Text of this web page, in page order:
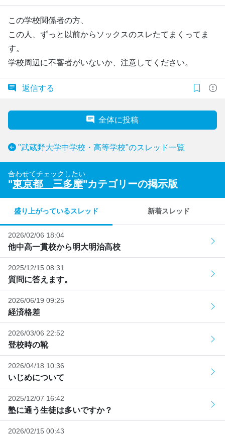
この学校関係者の方、
この人、ずっと以前からソックスのスレたてまくってま
す。
学校周辺に不審者がいないか、注意してください。
返信する
全体に投稿
"武蔵野大学中学校・高等学校"のスレッド一覧
合わせてチェックしたい
"東京都 三多摩"カテゴリーの掲示版
盛り上がっているスレッド 新着スレッド
2026/02/06 18:04
他中高一貫校から明大明治高校
2025/12/15 08:31
質問に答えます。
2026/06/19 09:25
経済格差
2026/03/06 22:52
登校時の靴
2026/04/18 10:36
いじめについて
2025/12/07 16:42
塾に通う生徒は多いですか？
2026/02/15 00:43